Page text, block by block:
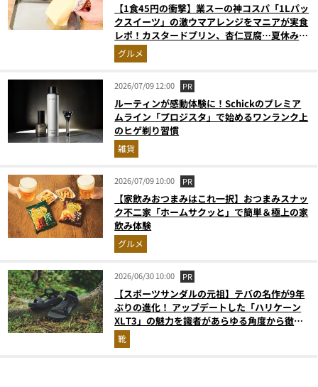
【1食45円の衝撃】業スーの神コスパ「1Lパッ
クスイーツ」の激ウマアレンジをマニアが実食
レポ！カスタードプリン、杏仁豆腐…夏休みの
おやつに最強すぎた
グルメ
2026/07/09 12:00 PR
ルーティンが感動体験に！Schickのプレミア
ムライン「プロジスタ」で始めるワンランク上
のヒゲ剃り習慣
雑貨
2026/07/09 10:00 PR
【家飲みおつまみはこれ一択】おつまみスナッ
ク不二家「ホームサクッと」で簡単＆極上の家
飲み体験
グルメ
2026/06/30 10:00 PR
【スポーツサンダルの元祖】テバの名作が9年
ぶりの進化！ アップデートした「ハリケーン
XLT3」の魅力を識者があらゆる角度から徹底
解説！
靴